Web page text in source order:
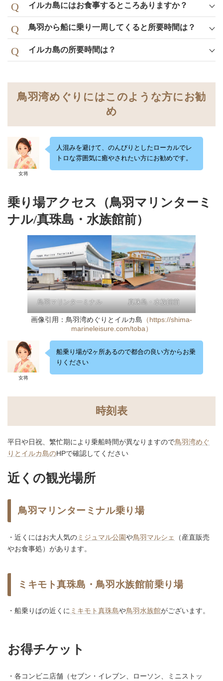
イルカ島にはお食事するところありますか？
鳥羽から船に乗り一周してくると所要時間は？
イルカ島の所要時間は？
鳥羽湾めぐりにはこのような方にお勧
め
女将
人混みを避けて、のんびりとしたローカルでレ
トロな雰囲気に癒やされたい方にお勧めです。
乗り場アクセス（鳥羽マリンターミ
ナル/真珠島・水族館前）
鳥羽マリンターミナル 真珠島・水族館前
画像引用：鳥羽湾めぐりとイルカ島 （https://shima-
marineleisure.com/toba）
女将
船乗り場が2ヶ所あるので都合の良い方からお乗
りください
時刻表
平日や日祝、繁忙期により乗船時間が異なりますので鳥羽湾めぐ
りとイルカ島のHPで確認してください
近くの観光場所
鳥羽マリンターミナル乗り場
・近くにはお大人気のミジュマル公園や鳥羽マルシェ
（産直販売
やお食事処）があります。
ミキモト真珠島・鳥羽水族館前乗り場
・船乗りばの近くに ミキモト真珠島や鳥羽水族館がございます。
お得チケット
・各コンビニ店舗（セブン・イレブン、ローソン、ミニストッ